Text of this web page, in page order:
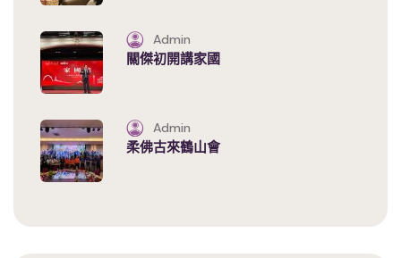
Admin
關傑初開講家國
Admin
柔佛古來鶴山會